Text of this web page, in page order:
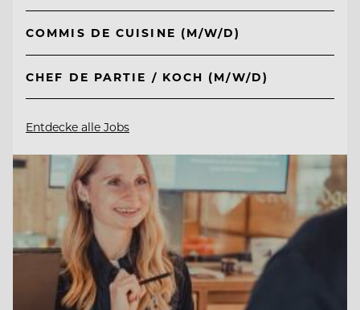
COMMIS DE CUISINE (M/W/D)
CHEF DE PARTIE / KOCH (M/W/D)
Entdecke alle Jobs